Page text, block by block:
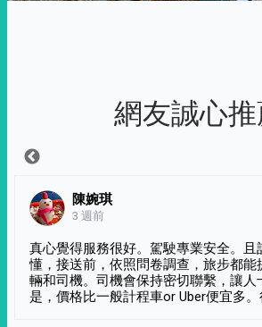
網友誠心
陳婉琪
3 週前
真心覺得服務很好。駕駛專業安全。且
懂，接送前，依照問卷調查，旅步都能
輛和司機。司機會保持密切聯繫，讓人
是，價格比一般計程車or Uber便宜多